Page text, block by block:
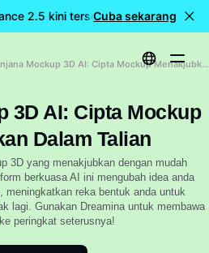
2.5 kini tersedia 🎉 Model
Cuba sekarang
Penjana Mockup 3D AI: Cipta Mockup Menakjubkan Dalam Talian
3D AI: Cipta Mockup
Dalam Talian
3D yang menakjubkan dengan mudah
berkuasa AI ini mengubah idea anda
meningkatkan reka bentuk anda untuk
lagi. Gunakan Dreamina untuk membawa
peringkat seterusnya!